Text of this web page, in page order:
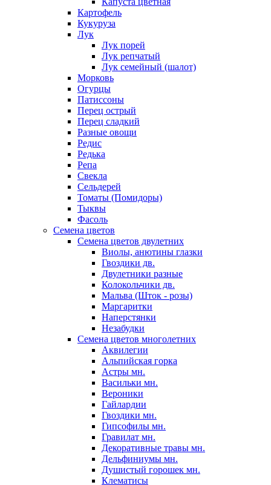
Картофель
Кукуруза
Лук
Лук порей
Лук репчатый
Лук семейный (шалот)
Морковь
Огурцы
Патиссоны
Перец острый
Перец сладкий
Разные овощи
Редис
Редька
Репа
Свекла
Сельдерей
Томаты (Помидоры)
Тыквы
Фасоль
Семена цветов
Семена цветов двулетних
Виолы, анютины глазки
Гвоздики дв.
Двулетники разные
Колокольчики дв.
Мальва (Шток - розы)
Маргаритки
Наперстянки
Незабудки
Семена цветов многолетних
Аквилегии
Альпийская горка
Астры мн.
Васильки мн.
Вероники
Гайлардии
Гвоздики мн.
Гипсофилы мн.
Гравилат мн.
Декоративные травы мн.
Дельфиниумы мн.
Душистый горошек мн.
Клематисы